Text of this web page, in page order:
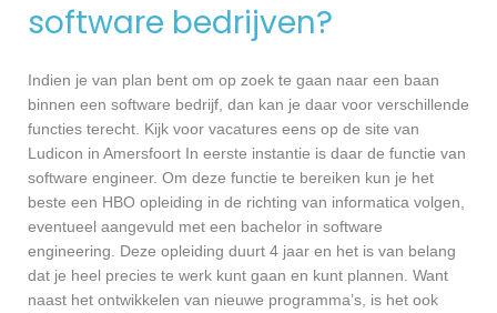
software bedrijven?
Indien je van plan bent om op zoek te gaan naar een baan
binnen een software bedrijf, dan kan je daar voor verschillende
functies terecht. Kijk voor vacatures eens op de site van
Ludicon in Amersfoort In eerste instantie is daar de functie van
software engineer. Om deze functie te bereiken kun je het
beste een HBO opleiding in de richting van informatica volgen,
eventueel aangevuld met een bachelor in software
engineering. Deze opleiding duurt 4 jaar en het is van belang
dat je heel precies te werk kunt gaan en kunt plannen. Want
naast het ontwikkelen van nieuwe programma’s, is het ook